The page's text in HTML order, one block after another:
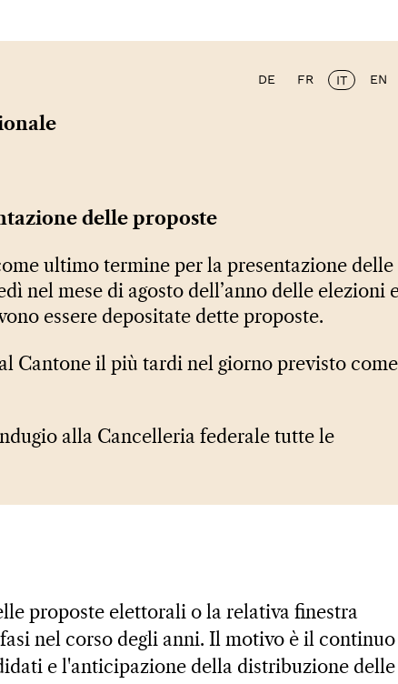
DE FR IT EN
delle proposte
ultimo termine per la presentazione delle
nel mese di agosto dell’anno delle elezioni
essere depositate dette proposte.
Cantone il più tardi nel giorno previsto come
alla Cancelleria federale tutte le
proposte elettorali o la relativa finestra
nel corso degli anni. Il motivo è il continuo
e l'anticipazione della distribuzione delle